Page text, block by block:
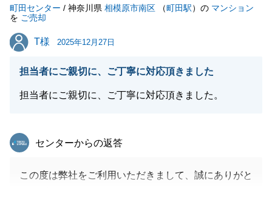
だければと存じます。
今後ともよろしくお願いいたします。
閉じる
町田センター / 神奈川県 相模原市南区 （町田駅）の マンション
を ご売却
T様
T様 2025年12月27日
担当者にご親切に、ご丁寧に対応頂きました
担当者にご親切に、ご丁寧に対応頂きました。
東急リバブル
センターからの返答
この度は弊社をご利用いただきまして、誠にありがと